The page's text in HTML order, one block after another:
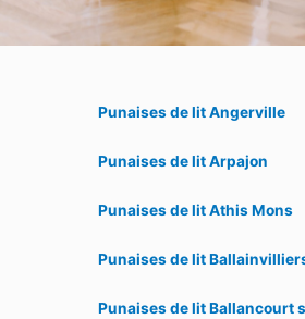
Punaises de lit Angerville
Punaises de lit Arpajon
Punaises de lit Athis Mons
Punaises de lit
Punaises de lit Ballancourt